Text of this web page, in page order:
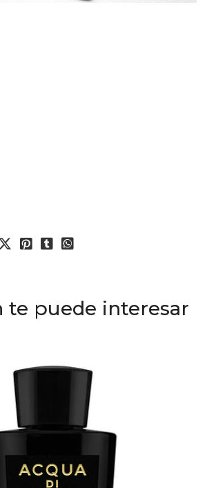
te puede interesar